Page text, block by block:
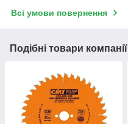
Всі умови повернення
Подібні товари компанії